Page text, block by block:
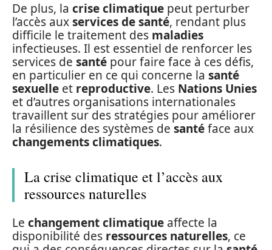
De plus, la crise climatique peut perturber
l’accès auxservices de santé, rendant plus
difficile le traitement des maladies
infectieuses. Il est essentiel de renforcer les
services de santé pour faire face à ces défis,
en particulier en ce qui concerne la santé
sexuelle et reproductive. Les Nations Unies
et d’autres organisations internationales
travaillent sur des stratégies pour améliorer
la résilience des systèmes de santéface aux
changements climatiques.
La crise climatique et l’accès aux
ressources naturelles
Le changement climatique affecte la
disponibilité des ressources naturelles, ce